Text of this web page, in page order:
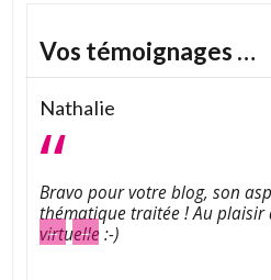
Vos témoignages …
Nathalie
Bravo pour votre blog, son
thématique traitée ! Au
virtuelle :-)
← →